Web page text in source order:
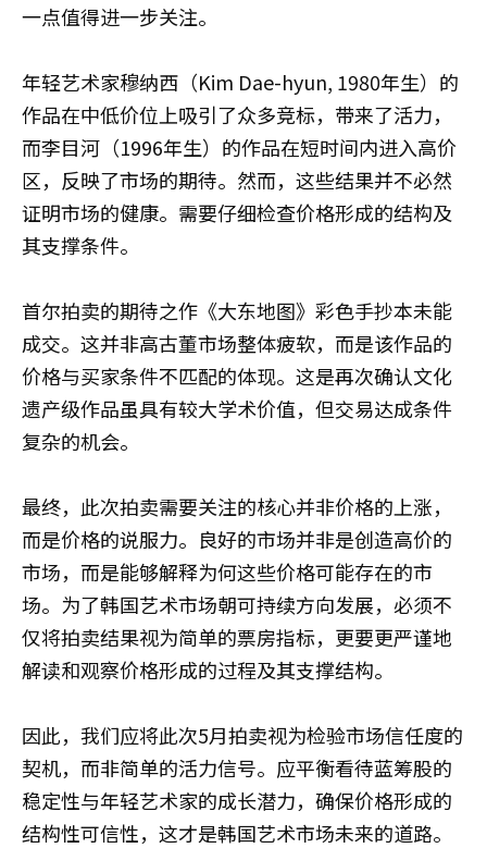
一点值得进一步关注。
年轻艺术家穆纳西（Kim Dae-hyun, 1980年生）的
作品在中低价位上吸引了众多竞标，带来了活力，
而李目河（1996年生）的作品在短时间内进入高价
区，反映了市场的期待。然而，这些结果并不必然
证明市场的健康。需要仔细检查价格形成的结构及
其支撑条件。
首尔拍卖的期待之作《大东地图》彩色手抄本未能
成交。这并非高古董市场整体疲软，而是该作品的
价格与买家条件不匹配的体现。这是再次确认文化
遗产级作品虽具有较大学术价值，但交易达成条件
复杂的机会。
最终，此次拍卖需要关注的核心并非价格的上涨，
而是价格的说服力。良好的市场并非是创造高价的
市场，而是能够解释为何这些价格可能存在的市
场。为了韩国艺术市场朝可持续方向发展，必须不
仅将拍卖结果视为简单的票房指标，更要更严谨地
解读和观察价格形成的过程及其支撑结构。
因此，我们应将此次5月拍卖视为检验市场信任度的
契机，而非简单的活力信号。应平衡看待蓝筹股的
稳定性与年轻艺术家的成长潜力，确保价格形成的
结构性可信性，这才是韩国艺术市场未来的道路。